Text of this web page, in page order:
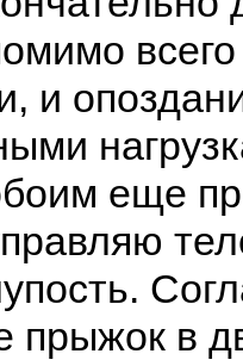
и
еще
прыжок в